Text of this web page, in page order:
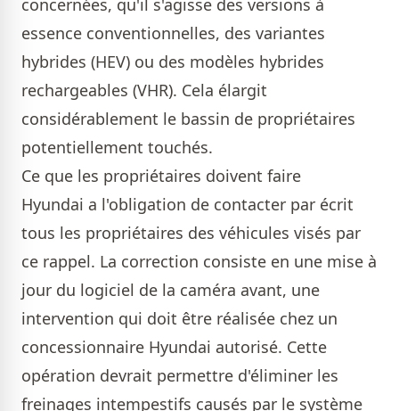
concernées, qu'il s'agisse des versions à
essence conventionnelles, des variantes
hybrides (HEV) ou des modèles hybrides
rechargeables (VHR). Cela élargit
considérablement le bassin de propriétaires
potentiellement touchés.
Ce que les propriétaires doivent faire
Hyundai a l'obligation de contacter par écrit
tous les propriétaires des véhicules visés par
ce rappel. La correction consiste en une mise à
jour du logiciel de la caméra avant, une
intervention qui doit être réalisée chez un
concessionnaire Hyundai autorisé. Cette
opération devrait permettre d'éliminer les
freinages intempestifs causés par le système